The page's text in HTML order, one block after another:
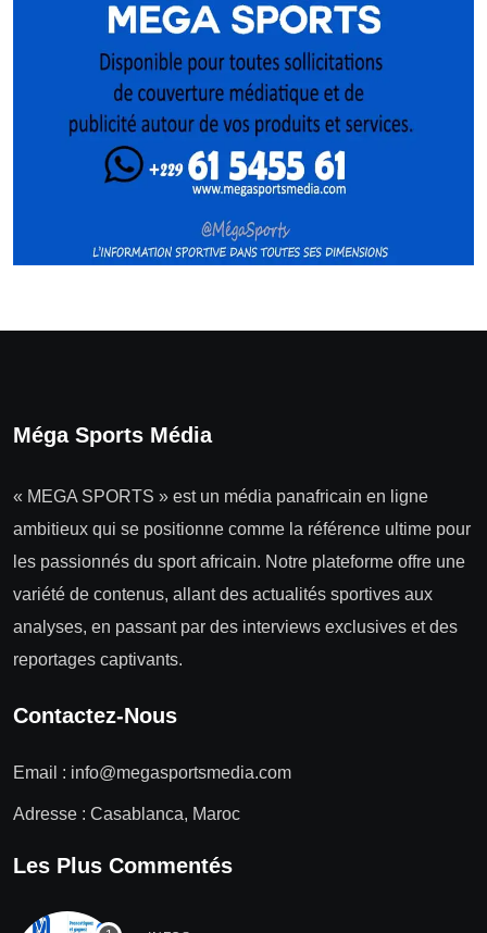
Méga Sports Média
« MEGA SPORTS » est un média panafricain en ligne
ambitieux qui se positionne comme la référence ultime pour
les passionnés du sport africain. Notre plateforme offre une
variété de contenus, allant des actualités sportives aux
analyses, en passant par des interviews exclusives et des
reportages captivants.
Contactez-Nous
Email : info@megasportsmedia.com
Adresse : Casablanca, Maroc
Les Plus Commentés